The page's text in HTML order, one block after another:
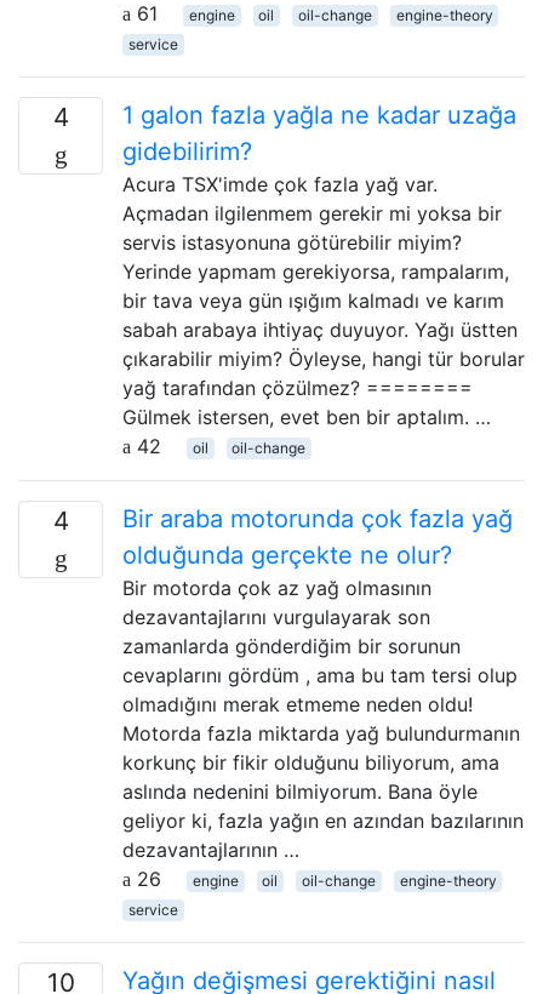
61
engine oil oil-change
engine-theory
service
4
1 galon fazla yağla ne kadar uzağa
gidebilirim?
Acura TSX'imde çok fazla yağ var.
Açmadan ilgilenmem gerekir mi yoksa bir
servis istasyonuna götürebilir miyim?
Yerinde yapmam gerekiyorsa, rampalarım,
bir tava veya gün ışığım kalmadı ve karım
sabah arabaya ihtiyaç duyuyor. Yağı üstten
çıkarabilir miyim? Öyleyse, hangi tür borular
yağ tarafından çözülmez? ========
Gülmek istersen, evet ben bir aptalım. …
42
oil oil-change
4
Bir araba motorunda çok fazla yağ
olduğunda gerçekte ne olur?
Bir motorda çok az yağ olmasının
dezavantajlarını vurgulayarak son
zamanlarda gönderdiğim bir sorunun
cevaplarını gördüm , ama bu tam tersi olup
olmadığını merak etmeme neden oldu!
Motorda fazla miktarda yağ bulundurmanın
korkunç bir fikir olduğunu biliyorum, ama
aslında nedenini bilmiyorum. Bana öyle
geliyor ki, fazla yağın en azından bazılarının
dezavantajlarının …
26
engine oil oil-change
engine-theory
service
10
Yağın değişmesi gerektiğini nasıl